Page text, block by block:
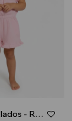
Mono con volados - Rosa